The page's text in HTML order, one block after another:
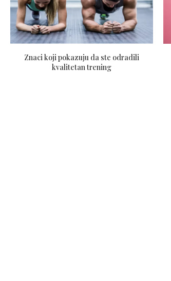
Znaci koji pokazuju da ste odradili
kvalitetan trening